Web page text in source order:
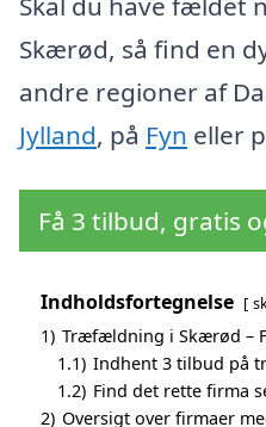
Skærød, så find en
andre regioner af
Jylland, på Fyn eller
Få 3 tilbud, gratis
Indholdsfortegnelse
1) Træfældning i Skærød –
1.1) Indhent 3 tilbud på
1.2) Find det rette firma
2) Oversigt over firmaer